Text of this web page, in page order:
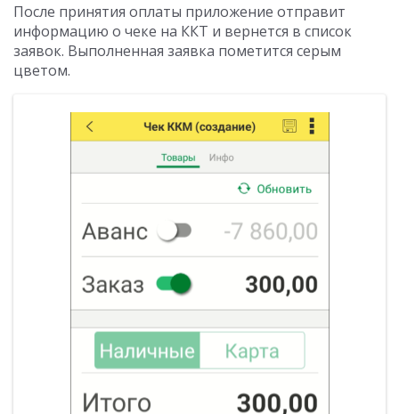
После принятия оплаты приложение отправит
информацию о чеке на ККТ и вернется в список
заявок. Выполненная заявка пометится серым
цветом.